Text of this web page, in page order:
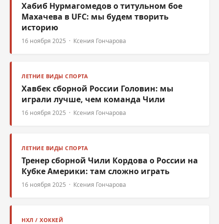
Хабиб Нурмагомедов о титульном бое
Махачева в UFC: мы будем творить
историю
16 ноября 2025 · Ксения Гончарова
ЛЕТНИЕ ВИДЫ СПОРТА
Хавбек сборной России Головин: мы
играли лучше, чем команда Чили
16 ноября 2025 · Ксения Гончарова
ЛЕТНИЕ ВИДЫ СПОРТА
Тренер сборной Чили Кордова о России на
Кубке Америки: там сложно играть
16 ноября 2025 · Ксения Гончарова
НХЛ / ХОККЕЙ